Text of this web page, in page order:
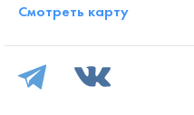
Смотреть карту